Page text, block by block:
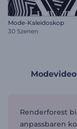
Mode-Kaleidoskop
30 Szenen
Renderforest
anpassbaren